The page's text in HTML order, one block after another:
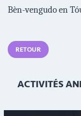
Bèn-vengudo en
RETOUR
ACTIVITÉS